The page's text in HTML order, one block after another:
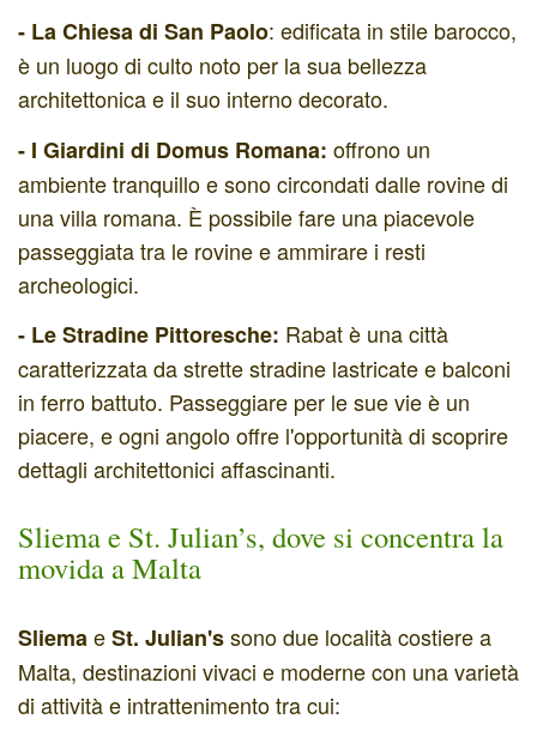
- La Chiesa di San Paolo: edificata in stile barocco,
è un luogo di culto noto per la sua bellezza
architettonica e il suo interno decorato.
- I Giardini di Domus Romana: offrono un
ambiente tranquillo e sono circondati dalle rovine di
una villa romana. È possibile fare una piacevole
passeggiata tra le rovine e ammirare i resti
archeologici.
- LeStradine Pittoresche: Rabat è una città
caratterizzata da strette stradine lastricate e balconi
in ferro battuto. Passeggiare per le sue vie è un
piacere, e ogni angolo offre l'opportunità di scoprire
dettagli architettonici affascinanti.
Sliema e St. Julian’s, dove si concentra la
movida a Malta
SliemaeSt. Julian'ssono due località costiere a
Malta, destinazioni vivaci e moderne con una varietà
di attività e intrattenimento tra cui: